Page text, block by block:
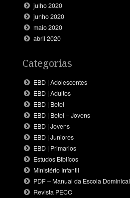
julho 2020
junho 2020
maio 2020
abril 2020
Categorias
EBD | Adolescentes
EBD | Adultos
EBD | Betel
EBD | Betel – Jovens
EBD | Jovens
EBD | Juniores
EBD | Primarios
Estudos Biblícos
Ministério Infantil
PDF – Manual da Escola Dominical
Revista PECC